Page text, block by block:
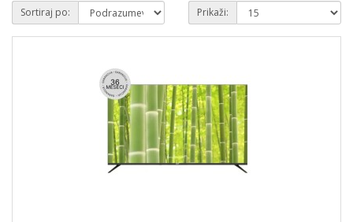
Sortiraj po: Prikaži: